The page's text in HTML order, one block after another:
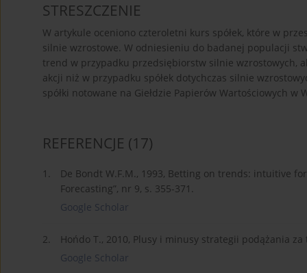
STRESZCZENIE
W artykule oceniono czteroletni kurs spółek, które w
silnie wzrostowe. W odniesieniu do badanej populacji
trend w przypadku przedsiębiorstw silnie wzrostowych,
akcji niż w przypadku spółek dotychczas silnie
spółki notowane na Giełdzie Papierów Wartościowych w
REFERENCJE (17)
1.
De Bondt W.F.M., 1993, Betting on trends: intuitive
Forecasting”, nr 9, s. 355-371.
Google Scholar
2.
Hońdo T., 2010, Plusy i minusy strategii podążania za
Google Scholar